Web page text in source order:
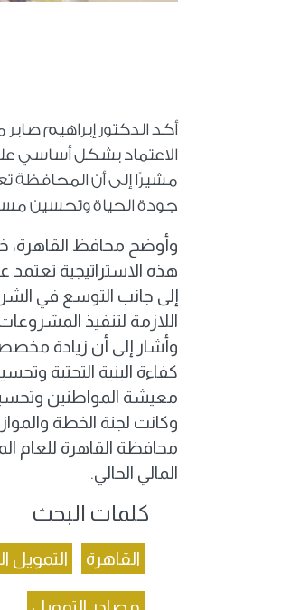
أكد الدكتور إبراهيم
الاعتماد بشكل أساسي على
مشيرًا إلى أن المحافظة
جودة الحياة وتحسين
وأوضح محافظ القاهرة،
هذه الاستراتيجية تعتمد
إلى جانب التوسع في
اللازمة لتنفيذ
وأشار إلى أن زيادة
كفاءة البنية التحتية
معيشة المواطنين
وكانت لجنة الخطة
المالي الحالي.
كلمات البحث
القاهرة التمويل